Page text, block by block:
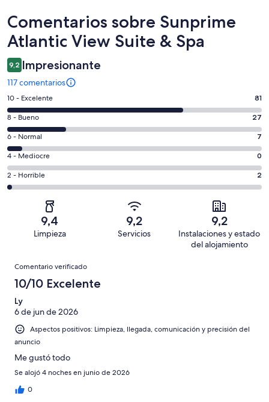
Comentarios
Comentarios sobre Sunprime
Atlantic View Suite & Spa
9,2 Impresionante
117 comentarios
81
comentarios
de
un
total
de
117
con
puntuación
Excelente
10 - Excelente 81
27
comentarios
de
un
total
de
117
puntuación
Bueno
8 - Bueno 27
7
comentarios
de
un
total
de
Normal
6 - Normal 7
0
comentarios
de
puntuación
de
Mediocre
4 - Mediocre 0
2
comentarios
con
una
puntuación
de
Horrible
2 - Horrible 2
9,4
Limpieza
9,2
Servicios
9,2
Instalaciones y estado
del alojamiento
Comentarios
Comentario verificado
10/10 Excelente
Ly
6 de jun de 2026
Aspectos positivos: Limpieza, llegada, comunicación y precisión del
anuncio
Me gustó todo
Se alojó 4 noches en junio de 2026
0